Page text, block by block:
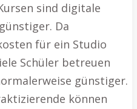
sind digitale
Da
für ein Studio
Schüler betreuen
günstiger.
können